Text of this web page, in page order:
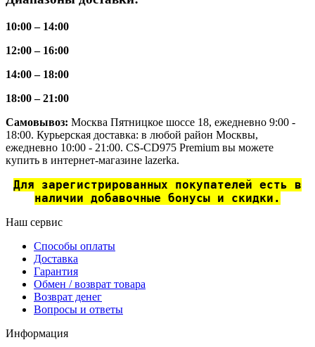
10:00 – 14:00
12:00 – 16:00
14:00 – 18:00
18:00 – 21:00
Самовывоз: Москва Пятницкое шоссе 18, ежедневно 9:00 -
18:00. Курьерская доставка: в любой район Москвы,
ежедневно 10:00 - 21:00. CS-CD975 Premium вы можете
купить в интернет-магазине lazerka.
Для зарегистрированных покупателей есть в
наличии добавочные бонусы и скидки.
Наш сервис
Способы оплаты
Доставка
Гарантия
Обмен / возврат товара
Возврат денег
Вопросы и ответы
Информация